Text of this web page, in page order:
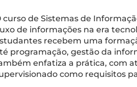
curso de Sistemas de
de informações na era
recebem uma
programação, gestão da
enfatiza a prática, com
como requisitos